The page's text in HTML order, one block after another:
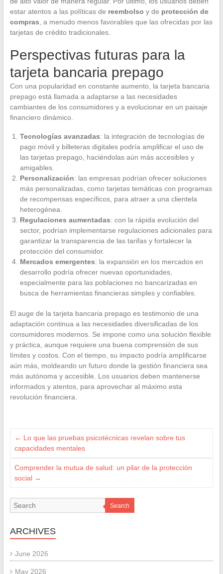
estar atentos a las políticas de reembolso y de protección de
compras , a menudo menos favorables que las ofrecidas por las
tarjetas de crédito tradicionales.
Perspectivas futuras para la
tarjeta bancaria prepago
Con una popularidad en constante aumento, la tarjeta bancaria
prepago está llamada a adaptarse a las necesidades
cambiantes de los consumidores y a evolucionar en un paisaje
financiero dinámico.
Tecnologías avanzadas: la integración de tecnologías de
pago móvil y billeteras digitales podría amplificar el uso de
las tarjetas prepago, haciéndolas aún más accesibles y
amigables.
Personalización: las empresas podrían ofrecer soluciones
más personalizadas, como tarjetas temáticas con programas
de recompensas específicos, para atraer a una clientela
heterogénea.
Regulaciones aumentadas: con la rápida evolución del
sector, podrían implementarse regulaciones adicionales para
garantizar la transparencia de las tarifas y fortalecer la
protección del consumidor.
Mercados emergentes: la expansión en los mercados en
desarrollo podría ofrecer nuevas oportunidades,
especialmente para las poblaciones no bancarizadas en
busca de herramientas financieras simples y confiables.
El auge de la tarjeta bancaria prepago es testimonio de una
adaptación continua a las necesidades diversificadas de los
consumidores modernos. Se impone como una solución flexible
y práctica, aunque requiere una buena comprensión de sus
límites y costos. Con el tiempo, su impacto podría amplificarse
aún más, moldeando un futuro donde la gestión financiera sea
más autónoma y accesible. Los usuarios deben mantenerse
informados y atentos, para aprovechar al máximo esta
revolución financiera.
← Lo que las pruebas psicotécnicas revelan sobre tus
capacidades mentales
Comprender la mutua de salud: un pilar de la protección
social →
Search
ARCHIVES
June 2026
May 2026